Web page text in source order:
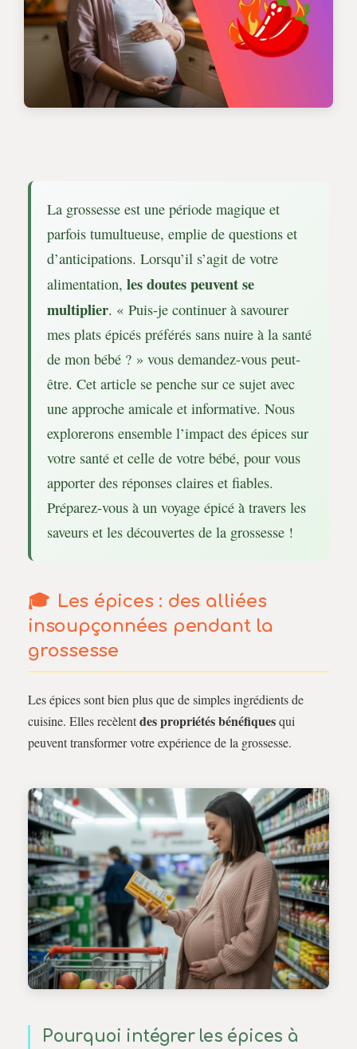
La grossesse est une période magique et
parfois tumultueuse, emplie de questions et
d’anticipations. Lorsqu’il s’agit de votre
alimentation, les doutes peuvent se
multiplier. « Puis-je continuer à savourer
mes plats épicés préférés sans nuire à la santé
de mon bébé ? » vous demandez-vous peut-
être. Cet article se penche sur ce sujet avec
une approche amicale et informative. Nous
explorerons ensemble l’impact des épices sur
votre santé et celle de votre bébé, pour vous
apporter des réponses claires et fiables.
Préparez-vous à un voyage épicé à travers les
saveurs et les découvertes de la grossesse !
Les épices : des alliées
insoupçonnées pendant la
grossesse
Les épices sont bien plus que de simples ingrédients de
cuisine. Elles recèlentdes propriétés bénéfiquesqui
peuvent transformer votre expérience de la grossesse.
Pourquoi intégrer les épices à